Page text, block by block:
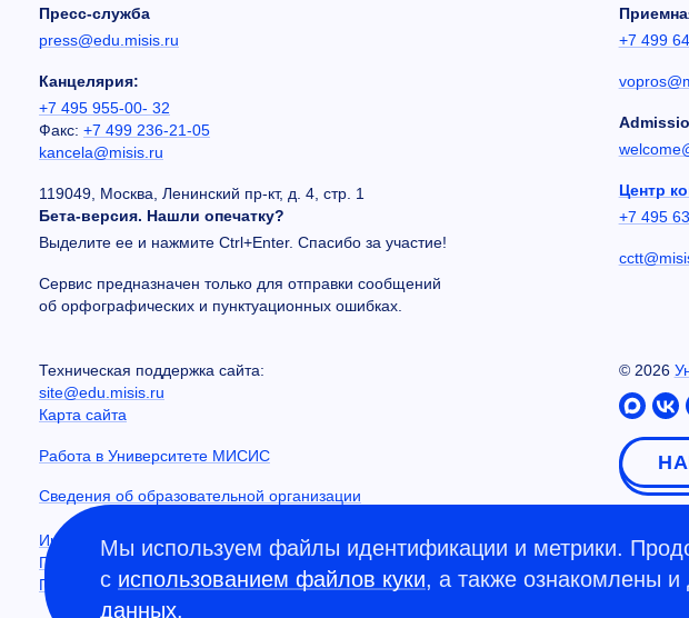
Пресс-служба
press@edu.misis.ru
Канцелярия:
+7 495 955-00- 32
Факс: +7 499 236-21-05
kancela@misis.ru
119049, Москва, Ленинский пр-кт, д. 4, стр. 1
Бета-версия. Нашли опечатку?
Выделите ее и нажмите Ctrl+Enter. Спасибо за участие!
Сервис предназначен только для отправки сообщений
об орфографических и пунктуационных ошибках.
+7 499
Центр
+7 495
Техническая поддержка сайта:
site@edu.misis.ru
Карта сайта
Работа в Университете МИСИС
Сведения об образовательной организации
Информация о закупках
Противодействие коррупции
Политика конфиденциальности
© 2026
Мы используем файлы идентификации и метрики.
с использованием файлов куки, а также ознакомлены и
данных.